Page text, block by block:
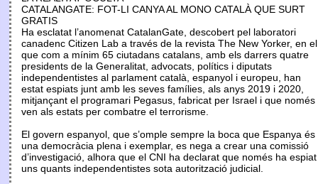
CATALANGATE: FOT-LI CANYA AL MONO CATALÀ QUE SURT
GRATIS
Ha esclatat l’anomenat CatalanGate, descobert pel laboratori
canadenc Citizen Lab a través de la revista The New Yorker, en el
que com a mínim 65 ciutadans catalans, amb els darrers quatre
presidents de la Generalitat, advocats, polítics i diputats
independentistes al parlament català, espanyol i europeu, han
estat espiats junt amb les seves famílies, als anys 2019 i 2020,
mitjançant el programari Pegasus, fabricat per Israel i que només
ven als estats per combatre el terrorisme.
El govern espanyol, que s’omple sempre la boca que Espanya és
una democràcia plena i exemplar, es nega a crear una comissió
d’investigació, alhora que el CNI ha declarat que només ha espiat
uns quants independentistes sota autorització judicial.